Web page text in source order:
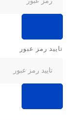
تایید رمز عبور